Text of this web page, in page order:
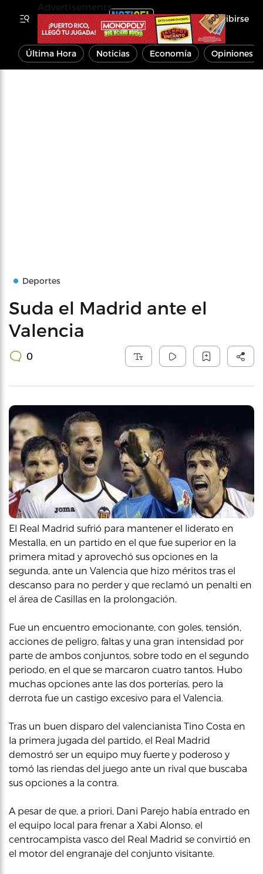
Inscribirse
Última Hora Noticias Economía Opiniones
Deportes
Suda el Madrid ante el
Valencia
0
El Real Madrid sufrió para mantener el liderato en
Mestalla, en un partido en el que fue superior en la
primera mitad y aprovechó sus opciones en la
segunda, ante un Valencia que hizo méritos tras el
descanso para no perder y que reclamó un penalti en
el área de Casillas en la prolongación.
Fue un encuentro emocionante, con goles, tensión,
acciones de peligro, faltas y una gran intensidad por
parte de ambos conjuntos, sobre todo en el segundo
periodo, en el que se marcaron cuatro tantos. Hubo
muchas opciones ante las dos porterías, pero la
derrota fue un castigo excesivo para el Valencia.
Tras un buen disparo del valencianista Tino Costa en
la primera jugada del partido, el Real Madrid
demostró ser un equipo muy fuerte y poderoso y
tomó las riendas del juego ante un rival que buscaba
sus opciones a la contra.
A pesar de que, a priori, Dani Parejo había entrado en
el equipo local para frenar a Xabi Alonso, el
centrocampista vasco del Real Madrid se convirtió en
el motor del engranaje del conjunto visitante.
Advertisements